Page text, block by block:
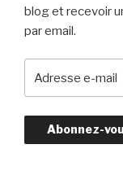
blog et recevoir
par email.
s